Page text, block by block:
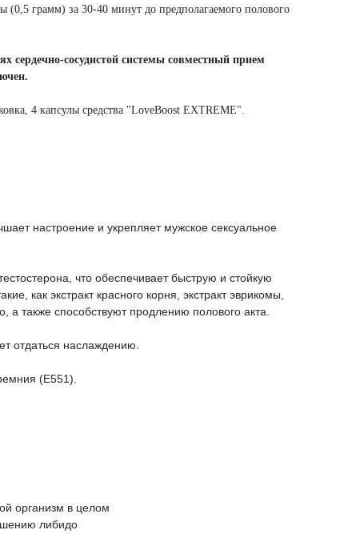
(0,5 грамм) за 30-40 минут до предполагаемого полового
сосудистой системы совместный прием
4 капсулы средства "LoveBoost EXTREME".
настроение и укрепляет мужское сексуальное
что обеспечивает быструю и стойкую
как экстракт красного корня, экстракт эврикомы,
также способствуют продлению полового акта.
отдаться наслаждению.
(Е551).
организм в целом
либидо